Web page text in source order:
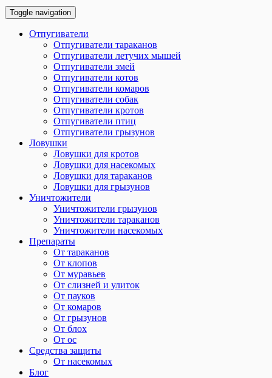
Toggle navigation
Отпугиватели
Отпугиватели тараканов
Отпугиватели летучих мышей
Отпугиватели змей
Отпугиватели котов
Отпугиватели комаров
Отпугиватели собак
Отпугиватели кротов
Отпугиватели птиц
Отпугиватели грызунов
Ловушки
Ловушки для кротов
Ловушки для насекомых
Ловушки для тараканов
Ловушки для грызунов
Уничтожители
Уничтожители грызунов
Уничтожители тараканов
Уничтожители насекомых
Препараты
От тараканов
От клопов
От муравьев
От слизней и улиток
От пауков
От комаров
От грызунов
От блох
От ос
Средства защиты
От насекомых
Блог